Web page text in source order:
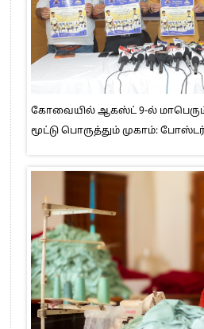
கோவையில் ஆகஸ்ட் 9-ல்
மூட்டு பொருத்தும் முகாம்: